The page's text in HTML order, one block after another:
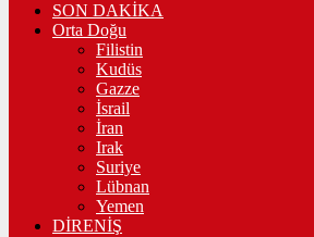
SON DAKİKA
Orta Doğu
Filistin
Kudüs
Gazze
İsrail
İran
Irak
Suriye
Lübnan
Yemen
DİRENİŞ